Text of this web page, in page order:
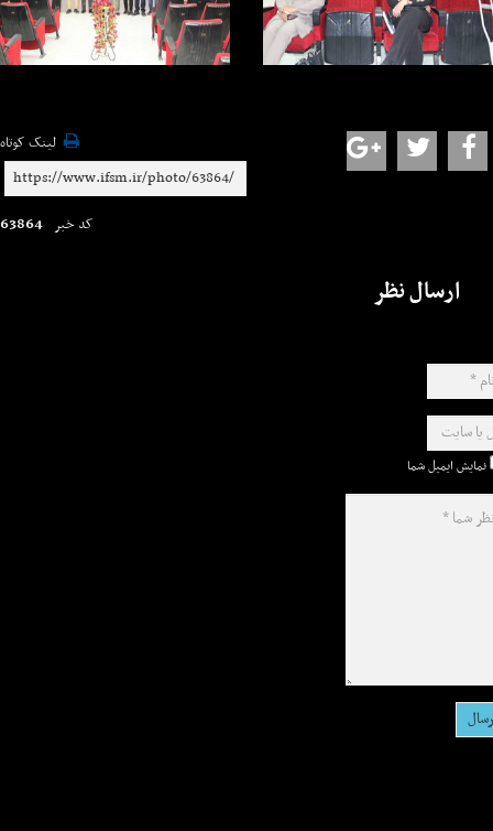
لینک کوتاه
کد خبر 63864
ارسال نظر
نمایش ایمیل شما